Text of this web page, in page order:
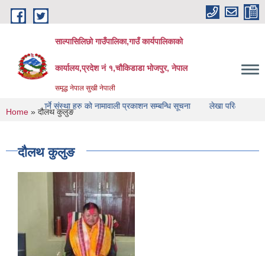
Skip to main content
साल्पासिलिछो गाउँपालिका,गाउँ कार्यपालिकाको
कार्यालय,प्रदेश नं १,चौकिडाडा भोजपुर, नेपाल
समृद्ध नेपाल सुखी नेपाली
गर्ने संस्था हरु को नामावाली प्रकाशन सम्बन्धि सूचना लेखा परिक्षण गर्ने संस्था हरु
You are here
Home » दौलथ कुलुङ
दौलथ कुलुङ